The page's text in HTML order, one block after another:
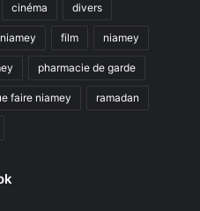
cinéma divers
film niamey
pharmacie de garde
faire niamey ramadan